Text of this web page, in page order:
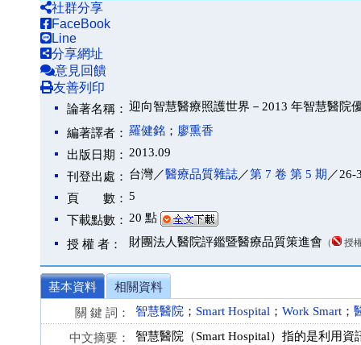
社群分享
FaceBook
Line
分享網址
意見回饋
友善列印
論著名稱： 迎向智慧醫療照護世界－2013 年智慧醫院
編著譯者： 羅健銘 ； 廖熏香
出版日期： 2013.09
刊登出處： 台灣／醫療品質雜誌／第 7 卷 第 5 期 ／26-
頁 數： 5
下載點數： 20 點
授 權 者： 財團法人醫院評鑑暨醫療品質策進會 （ 授
基本資料
相關資料
關 鍵 詞：
智慧醫院 ； Smart Hospital ； Work Smart ；
中文摘要：
智慧醫院（Smart Hospital）指的是利用